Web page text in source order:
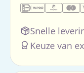
Snelle
Keuze van